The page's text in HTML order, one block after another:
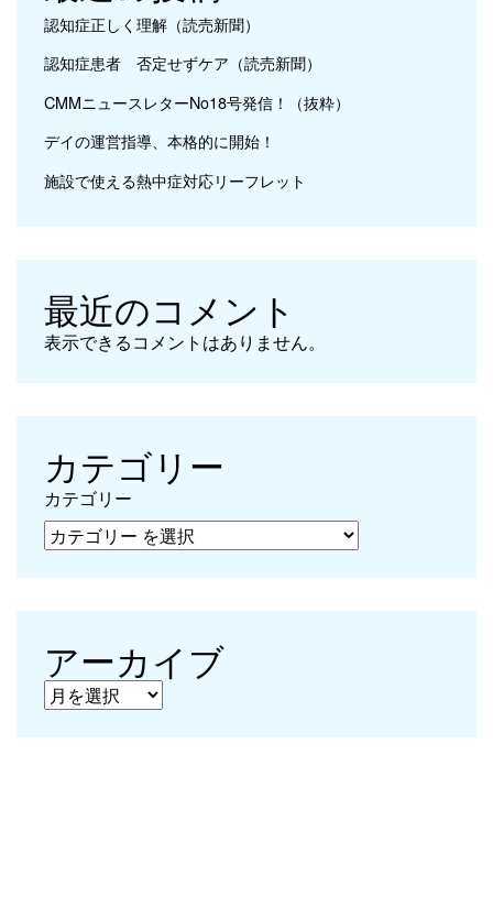
認知症正しく理解（読売新聞）
認知症患者 否定せずケア（読売新聞）
CMMニュースレターNo18号発信！（抜粋）
デイの運営指導、本格的に開始！
施設で使える熱中症対応リーフレット
最近のコメント
表示できるコメントはありません。
カテゴリー
カテゴリー
アーカイブ
アーカイブ